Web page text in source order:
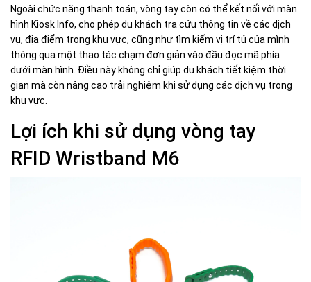
Ngoài chức năng thanh toán, vòng tay còn có thể kết nối với màn
hình Kiosk Info, cho phép du khách tra cứu thông tin về các dịch
vụ, địa điểm trong khu vực, cũng như tìm kiếm vị trí tủ của mình
thông qua một thao tác chạm đơn giản vào đầu đọc mã phía
dưới màn hình. Điều này không chỉ giúp du khách tiết kiệm thời
gian mà còn nâng cao trải nghiệm khi sử dụng các dịch vụ trong
khu vực.
Lợi ích khi sử dụng vòng tay
RFID Wristband M6